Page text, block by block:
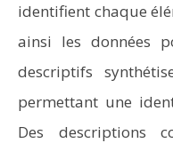
identifient chaque
ainsi les données
descriptifs
permettant une
Des descriptions